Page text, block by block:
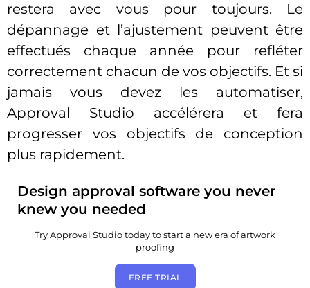
restera avec vous pour toujours. Le
dépannage et l’ajustement peuvent être
effectués chaque année pour refléter
correctement chacun de vos objectifs. Et si
jamais vous devez les automatiser,
Approval Studio accélérera et fera
progresser vos objectifs de conception
plus rapidement.
Design approval software you never
knew you needed
Try Approval Studio today to start a new era of artwork
proofing
FREE TRIAL